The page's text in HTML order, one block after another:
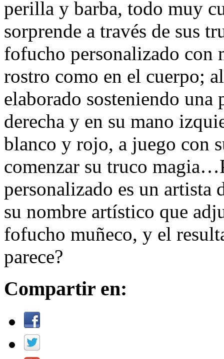
perilla y barba, todo muy
sorprende a través de sus
fofucho personalizado con
rostro como en el cuerpo;
elaborado sosteniendo una
derecha y en su mano
blanco y rojo, a juego con
comenzar su truco
personalizado es un artista
su nombre artístico que
fofucho muñeco, y el
parece?
Compartir en: